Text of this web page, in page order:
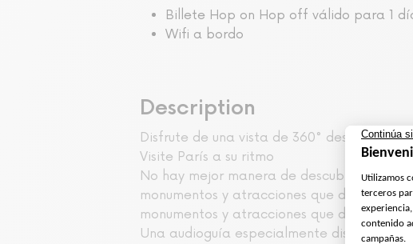
Billete Hop on Hop off válido para 1
Wifi a bordo
Description
Disfrute de una vista de 360° desde el
Visite París a su ritmo
No hay mejor manera de descubrir la
monumentos y atracciones que desea
monumentos y atracciones que desea
Una audioguía especialmente diseñada